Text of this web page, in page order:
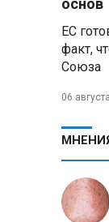
основ
ЕС
факт,
Союза
06